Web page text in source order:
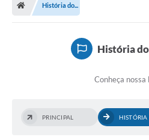
História do...
História
Conheça
PRINCIPAL